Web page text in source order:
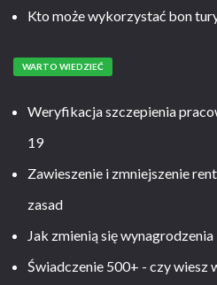
Kto może wykorzystać bon
WARTO WIEDZIEĆ
Weryfikacja szczepienia
19
Zawieszenie i zmniejszenie
zasad
Jak zmienią się
Świadczenie 500+ - czy wiesz